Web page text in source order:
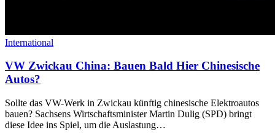
International
VW Zwickau China: Bauen Bald Hier Chinesische
Autos?
Sollte das VW-Werk in Zwickau künftig chinesische Elektroautos
bauen? Sachsens Wirtschaftsminister Martin Dulig (SPD) bringt
diese Idee ins Spiel, um die Auslastung…